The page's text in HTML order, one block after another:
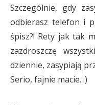
Szczególnie, gdy
odbierasz telefon i
śpisz?! Rety jak tak
zazdroszczę
dziennie, zasypiają
Serio, fajnie macie. :)